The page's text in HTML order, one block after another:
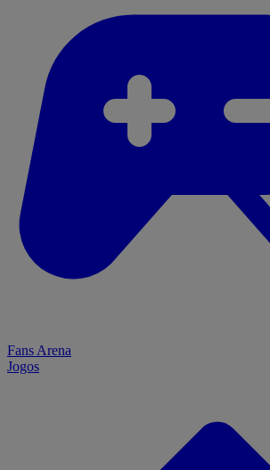
Fans Arena
Jogos